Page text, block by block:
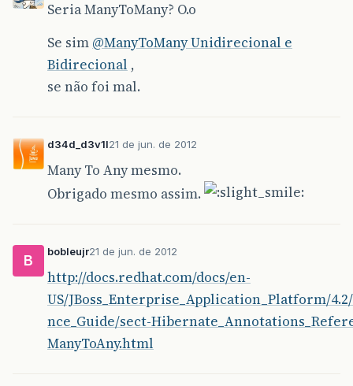
Seria ManyToMany? O.o
Se sim @ManyToMany Unidirecional e
Bidirecional ,
se não foi mal.
d34d_d3v1l21 de jun. de 2012
Many To Any mesmo.
Obrigado mesmo assim.
B
bobleujr21 de jun. de 2012
http://docs.redhat.com/docs/en-
US/JBoss_Enterprise_Application_Platform/
nce_Guide/sect-
ManyToAny.html